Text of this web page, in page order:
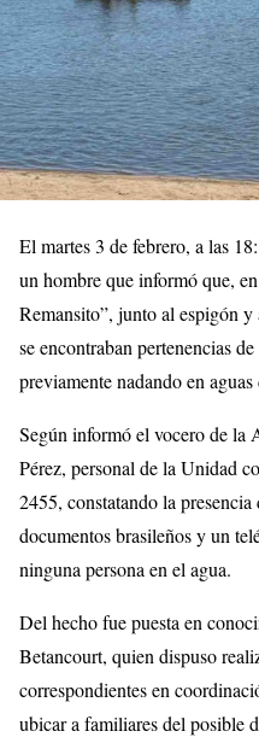
El martes 3 de febrero, a las
un hombre que informó que,
Remansito”, junto al espigón
se encontraban pertenencias
previamente nadando en
Según informó el vocero de
Pérez, personal de la Unidad
2455, constatando la
documentos brasileños y un
ninguna persona en el agua.
Del hecho fue puesta en
Betancourt, quien dispuso
correspondientes en
ubicar a familiares del posible